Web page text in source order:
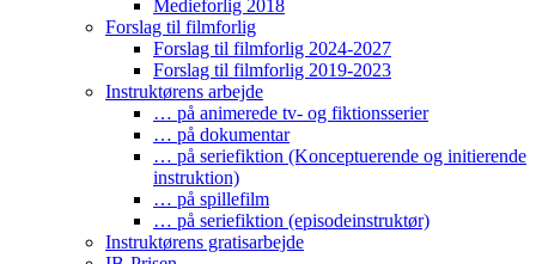
Medieforlig 2018
Forslag til filmforlig
Forslag til filmforlig 2024-2027
Forslag til filmforlig 2019-2023
Instruktørens arbejde
… på animerede tv- og fiktionsserier
… på dokumentar
… på seriefiktion (Konceptuerende og initierende
instruktion)
… på spillefilm
… på seriefiktion (episodeinstruktør)
Instruktørens gratisarbejde